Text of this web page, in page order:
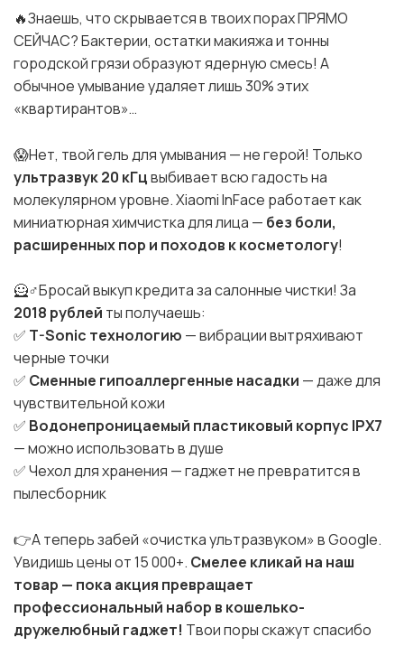
🔥Знаешь, что скрывается в твоих порах ПРЯМО
СЕЙЧАС? Бактерии, остатки макияжа и тонны
городской грязи образуют ядерную смесь! А
обычное умывание удаляет лишь 30% этих
«квартирантов»…
😱Нет, твой гель для умывания — не герой! Только
ультразвук 20 кГцвыбивает всю гадость на
молекулярном уровне. Xiaomi InFace работает как
миниатюрная химчистка для лица — без боли,
расширенных пор и походов к косметологу!
🦸♂️Бросай выкуп кредита за салонные чистки! За
2018 рублей ты получаешь:
✅ T-Sonic технологию — вибрации вытряхивают
черные точки
✅ Сменные гипоаллергенные насадки — даже для
чувствительной кожи
✅ Водонепроницаемый пластиковый корпус IPX7
— можно использовать в душе
✅ Чехол для хранения — гаджет не превратится в
пылесборник
👉А теперь забей «очистка ультразвуком» в Google.
Увидишь цены от 15 000+. Смелее кликай на наш
товар — пока акция превращает
профессиональный набор в кошелько-
дружелюбный гаджет! Твои поры скажут спасибо